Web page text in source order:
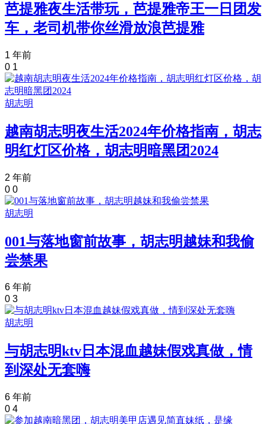
芭提雅夜生活带玩，芭提雅帝王一日团发
车，老司机带你丝滑放浪芭提雅
1 年前
0 1
胡志明
越南胡志明夜生活2024年价格指南，胡志
明红灯区价格，胡志明暗黑团2024
2 年前
0 0
胡志明
001与落地窗前故事，胡志明越妹和我偷
尝禁果
6 年前
0 3
胡志明
与胡志明ktv日本混血越妹假戏真做，情
到深处无套嗨
6 年前
0 4